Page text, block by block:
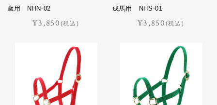
歳用 NHN-02
¥3,850 (税込)
成馬用 NHS-01
¥3,850 (税込)